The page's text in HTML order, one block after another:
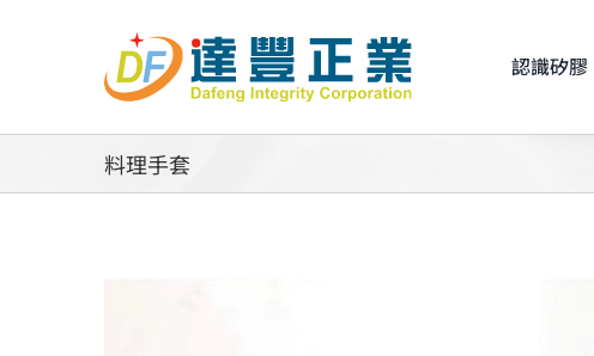
認識矽膠
料理手套